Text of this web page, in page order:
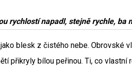
rychlostí napadl, stejně rychle,
blesk z čistého nebe. Obrovské
přikryly bílou peřinou. Ti, co